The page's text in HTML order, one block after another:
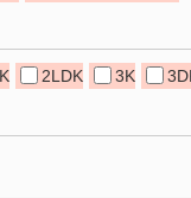
2LDK 3K